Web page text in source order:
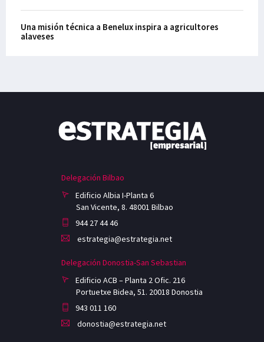
Una misión técnica a Benelux inspira a agricultores
alaveses
Delegación Bilbao
Edificio Albia I-Planta 6
San Vicente, 8. 48001 Bilbao
944 27 44 46
estrategia@estrategia.net
Delegación Donostia-San Sebastian
Edificio ACB – Planta 2 Ofic. 216
Portuetxe Bidea, 51. 20018 Donostia
943 011 160
donostia@estrategia.net